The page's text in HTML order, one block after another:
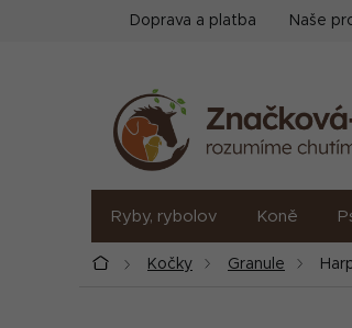
Doprava a platba Naše
Ryby, rybolov Koně
DomůKočky Granule